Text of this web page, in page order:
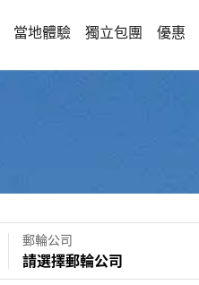
當地體驗 獨立包團 優惠
郵輪公司
請選擇郵輪公司